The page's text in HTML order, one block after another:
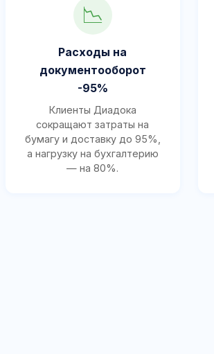
📉
Расходы на
документооборот
-95%
Клиенты Диадока
сокращают затраты на
бумагу и доставку до 95%,
а нагрузку на бухгалтерию
— на 80%.